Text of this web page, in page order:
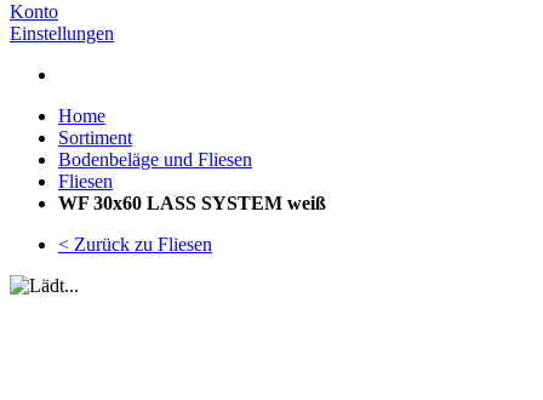
Konto
Einstellungen
Home
Sortiment
Bodenbeläge und Fliesen
Fliesen
WF 30x60 LASS SYSTEM weiß
< Zurück zu Fliesen